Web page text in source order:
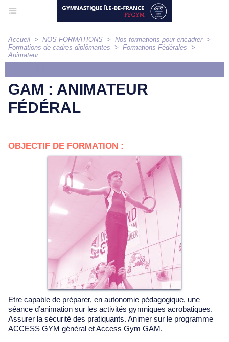
Accueil > NOS FORMATIONS > Nos formations pour encadrer >
Formations de cadres diplômantes
> Formations Fédérales
>
Animateur
GAM : ANIMATEUR
FÉDÉRAL
OBJECTIF DE FORMATION :
Etre capable de préparer, en autonomie pédagogique, une
séance d’animation sur les activités gymniques acrobatiques.
Assurer la sécurité des pratiquants. Animer sur le programme
ACCESS GYM général et Access Gym GAM.